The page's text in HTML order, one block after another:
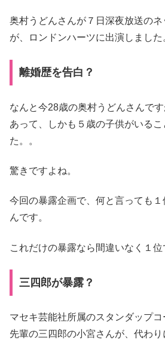
奥村うどんさんが７日深夜放送の
が、ロンドンハーツに出演しました
離婚歴を告白？
なんと今28歳の奥村うどんさんで
あって、しかも５歳の子供がいる
た。。
驚きですよね。
今回の暴露企画で、何と言っても
んです。
これだけの暴露なら間違いなく１位
三四郎が暴露？
マセキ芸能社所属のスタンダップ
先輩の三四郎の小宮さんが、代わり